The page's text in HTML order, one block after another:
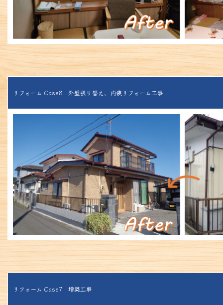
リフォーム Case8 外壁張り替え、内装リフォーム工事
リフォーム Case7 増築工事